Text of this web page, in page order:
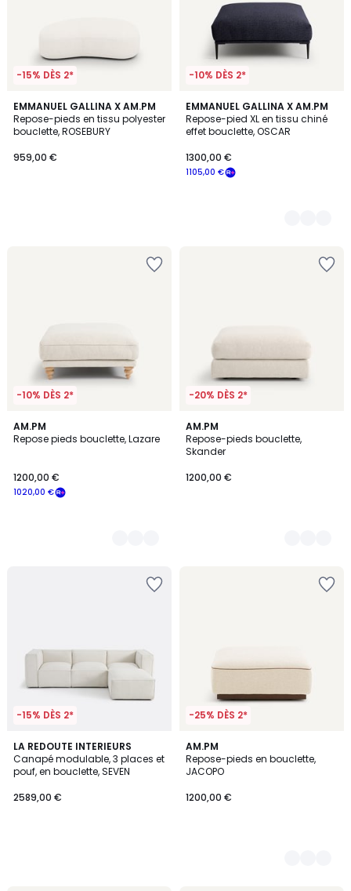
-15% DÈS 2*
EMMANUEL GALLINA X AM.PM
Repose-pieds en tissu polyester
bouclette, ROSEBURY
959,00 €
-10% DÈS 2*
EMMANUEL GALLINA X AM.PM
Repose-pied XL en tissu chiné
effet bouclette, OSCAR
1105,00 €
1300,00 €
3
Couleurs
-10% DÈS 2*
AM.PM
Repose pieds bouclette, Lazare
1020,00 €
1200,00 €
2
Couleurs
-20% DÈS 2*
AM.PM
Repose-pieds bouclette,
Skander
1200,00 €
3
Couleurs
-15% DÈS 2*
LA REDOUTE INTERIEURS
Canapé modulable, 3 places et
pouf, en bouclette, SEVEN
2589,00 €
-25% DÈS 2*
AM.PM
Repose-pieds en bouclette,
JACOPO
1200,00 €
3
Couleurs